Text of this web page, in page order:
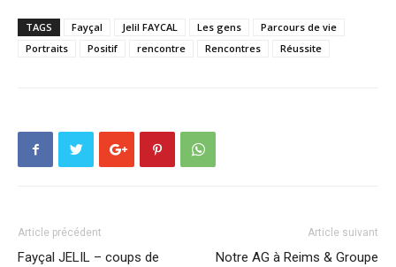
TAGS Fayçal Jelil FAYCAL Les gens
Parcours de vie
Portraits
Positif rencontre Rencontres Réussite
Article précédent
Fayçal JELIL – coups de
Article suivant
Notre AG à Reims & Groupe